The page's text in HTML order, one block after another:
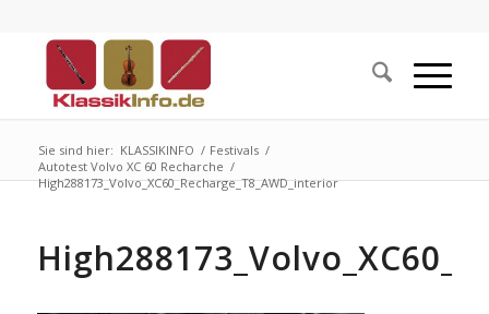
Sie sind hier: KLASSIKINFO / Festivals /
Autotest Volvo XC 60 Recharche /
High288173_Volvo_XC60_Recharge_T8_AWD_interior